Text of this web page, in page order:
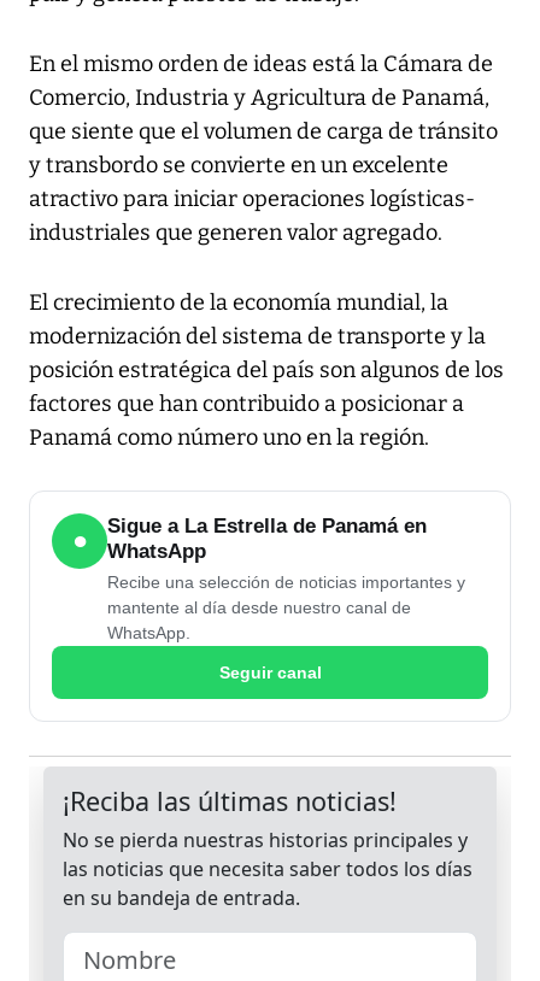
En el mismo orden de ideas está la Cámara de
Comercio, Industria y Agricultura de Panamá,
que siente que el volumen de carga de tránsito
y transbordo se convierte en un excelente
atractivo para iniciar operaciones logísticas-
industriales que generen valor agregado.
El crecimiento de la economía mundial, la
modernización del sistema de transporte y la
posición estratégica del país son algunos de los
factores que han contribuido a posicionar a
Panamá como número uno en la región.
●
Sigue a La Estrella de Panamá en
WhatsApp
Recibe una selección de noticias importantes y
mantente al día desde nuestro canal de
WhatsApp.
Seguir canal